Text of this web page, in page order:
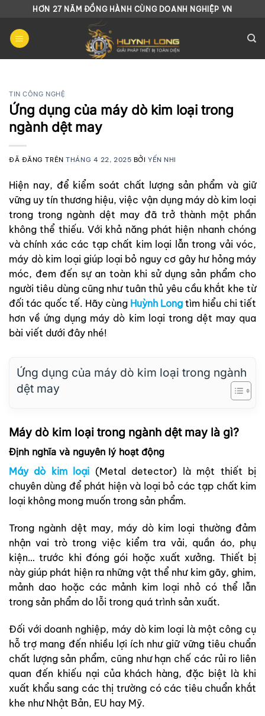
Chuyển
nội
dung
HƠN 27 NĂM ĐỒNG HÀNH CÙNG DOANH NGHIỆP VN
TIN CÔNG NGHỆ
Ứng dụng của máy dò kim loại trong
ngành dệt may
ĐÃ ĐĂNG TRÊNTHÁNG 4 22, 2025 BỞIYẾN NHI
Hiện nay, để kiểm soát chất lượng sản phẩm và giữ
vững uy tín thương hiệu, việc vận dụng máy dò kim loại
trong trong ngành dệt may đã trở thành một phần
không thể thiếu. Với khả năng phát hiện nhanh chóng
và chính xác các tạp chất kim loại lẫn trong vải vóc,
máy dò kim loại giúp loại bỏ nguy cơ gây hư hỏng máy
móc, đem đến sự an toàn khi sử dụng sản phẩm cho
người tiêu dùng cũng như tuân thủ yêu cầu khắt khe từ
đối tác quốc tế. Hãy cùng Huỳnh Long tìm hiểu chi tiết
hơn về ứng dụng máy dò kim loại trong dệt may qua
bài viết dưới đây nhé!
Ứng dụng của máy dò kim loại trong ngành
dệt may
Máy dò kim loại trong ngành dệt may là gì?
Định nghĩa và nguyên lý hoạt động
Máy dò kim loại (Metal detector) là một thiết bị
chuyên dùng để phát hiện và loại bỏ các tạp chất kim
loại không mong muốn trong sản phẩm.
Trong ngành dệt may, máy dò kim loại thường đảm
nhận vai trò trong việc kiểm tra vải, quần áo, phụ
kiện… trước khi đóng gói hoặc xuất xưởng. Thiết bị
này giúp phát hiện ra những vật thể như kim gãy, ghim,
mảnh dao hoặc các mảnh kim loại nhỏ có thể lẫn
trong sản phẩm do lỗi trong quá trình sản xuất.
Đối với doanh nghiệp, máy dò kim loại là một công cụ
hỗ trợ mang đến nhiều lợi ích như giữ vững tiêu chuẩn
chất lượng sản phẩm, cũng như hạn chế các rủi ro liên
quan đến khiếu nại của khách hàng, đặc biệt là khi
xuất khẩu sang các thị trường có các tiêu chuẩn khắt
khe như Nhật Bản, EU hay Mỹ.